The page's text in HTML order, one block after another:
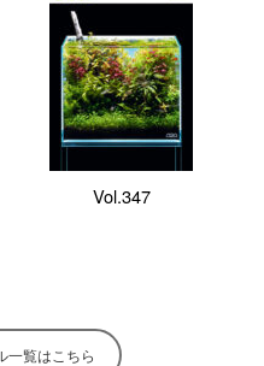
Vol.347
一覧はこちら